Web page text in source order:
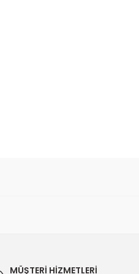
MÜŞTERİ HİZMETLERİ